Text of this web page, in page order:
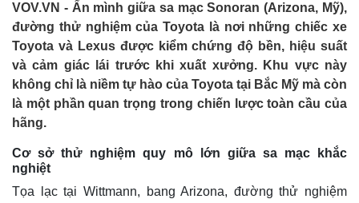
Việc làm
Biển đảo
VOV.VN - Ẩn mình giữa sa mạc Sonoran (Arizona, Mỹ),
đường thử nghiệm của Toyota là nơi những chiếc xe
Toyota và Lexus được kiểm chứng độ bền, hiệu suất
và cảm giác lái trước khi xuất xưởng. Khu vực này
không chỉ là niềm tự hào của Toyota tại Bắc Mỹ mà còn
là một phần quan trọng trong chiến lược toàn cầu của
hãng.
Cơ sở thử nghiệm quy mô lớn giữa sa mạc khắc
nghiệt
Tọa lạc tại Wittmann, bang Arizona, đường thử nghiệm